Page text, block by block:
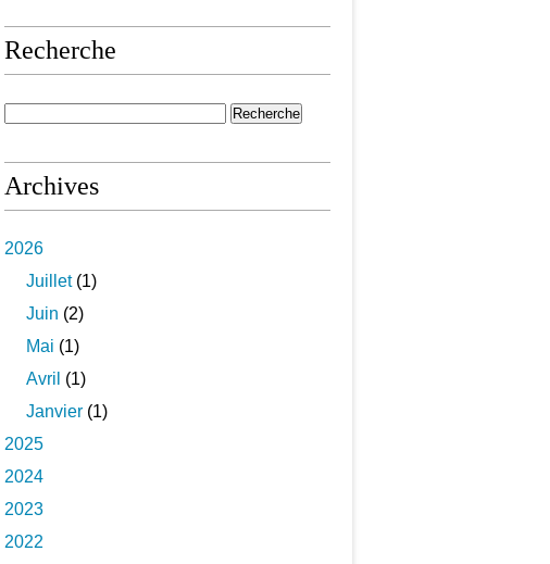
Recherche
Archives
2026
Juillet(1)
Juin (2)
Mai (1)
Avril (1)
Janvier (1)
2025
2024
2023
2022